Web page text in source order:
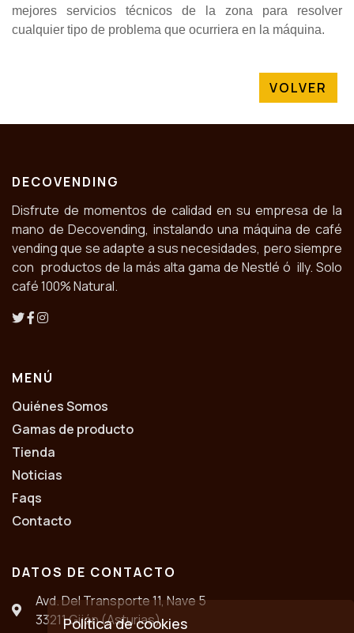
mejores servicios técnicos de la zona para resolver
cualquier tipo de problema que ocurriera en la máquina.
VOLVER
DECOVENDING
Disfrute de momentos de calidad en su empresa de la
mano de Decovending, instalando una máquina de café
vending que se adapte a sus necesidades, pero siempre
con productos de la más alta gama de Nestlé ó illy. Solo
café 100% Natural.
MENÚ
Quiénes Somos
Gamas de producto
Tienda
Noticias
Faqs
Contacto
DATOS DE CONTACTO
Avd. Del Transporte 11, Nave 5
33211 Gijón (Asturias)
Política de cookies